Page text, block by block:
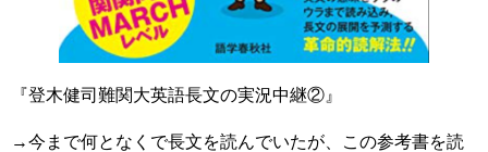
『登木健司難関大英語長文の実況中継②』
→今まで何となくで長文を読んでいたが、この参考書を読